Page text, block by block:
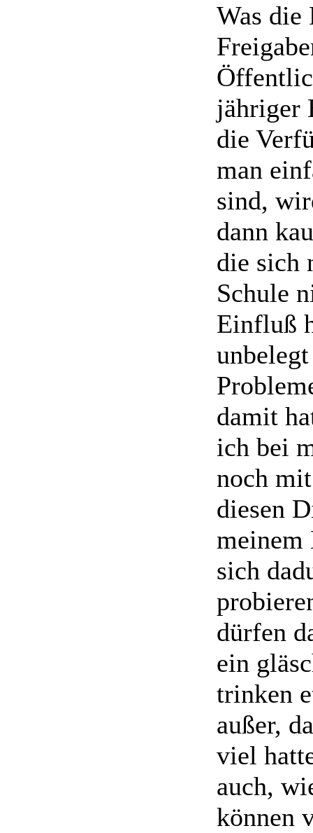
Was
jähriger
die
man
sind,
dann
die sich
Schule
Einfluß
damit
ich bei
noch
diesen
meinem
sich
dürfen
ein
trinken
außer,
viel
auch,
können